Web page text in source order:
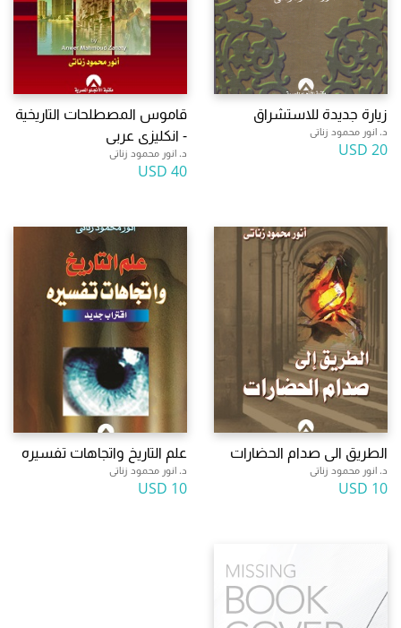
زيارة جديدة للاستشراق
د. انور محمود زناتى
20 USD
قاموس المصطلحات التاريخية
- انكليزى عربى
د. انور محمود زناتى
40 USD
الطريق الى صدام الحضارات
د. انور محمود زناتى
10 USD
علم التاريخ واتجاهات تفسيره
د. انور محمود زناتى
10 USD